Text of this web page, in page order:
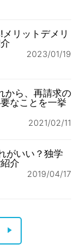
リットデメリ
2023/01/19
から、再請求の
なことを一挙
2021/02/11
がいい？独学
介
2019/04/17